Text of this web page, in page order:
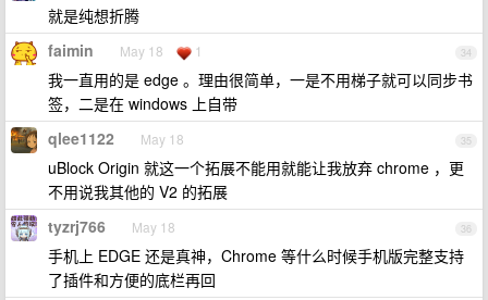
就是纯想折腾
34
faimin May 18 1
我一直用的是 edge 。理由很简单，一是不用梯子就可以同步书
签，二是在 windows 上自带
35
qlee1122 May 18
uBlock Origin 就这一个拓展不能用就能让我放弃 chrome ，更
不用说我其他的 V2 的拓展
36
tyzrj766 May 18
手机上 EDGE 还是真神，Chrome 等什么时候手机版完整支持
了插件和方便的底栏再回